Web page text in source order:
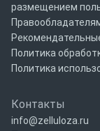
размещением
Политика
Политика
Контакты
info@zelluloza.ru